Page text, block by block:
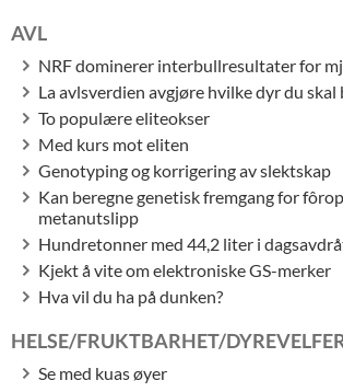
AVL
NRF dominerer interbullresultater for
La avlsverdien avgjøre hvilke dyr du skal
To populære eliteokser
Med kurs mot eliten
Genotyping og korrigering av slektskap
Kan beregne genetisk fremgang for
metanutslipp
Hundretonner med 44,2 liter i
Kjekt å vite om elektroniske GS-merker
Hva vil du ha på dunken?
HELSE/FRUKTBARHET/
Se med kuas øyer